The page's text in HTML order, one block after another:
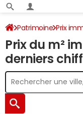
Patrimoine Prix
Prix du m²
derniers